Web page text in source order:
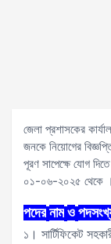
জেলা প্রশাসকের
জনকে নিয়োগের
পূরণ সাপেক্ষে যোগ
০১-০৬-২০২৫ থেকে
পদের নাম ও
১। সার্টিফিকেট